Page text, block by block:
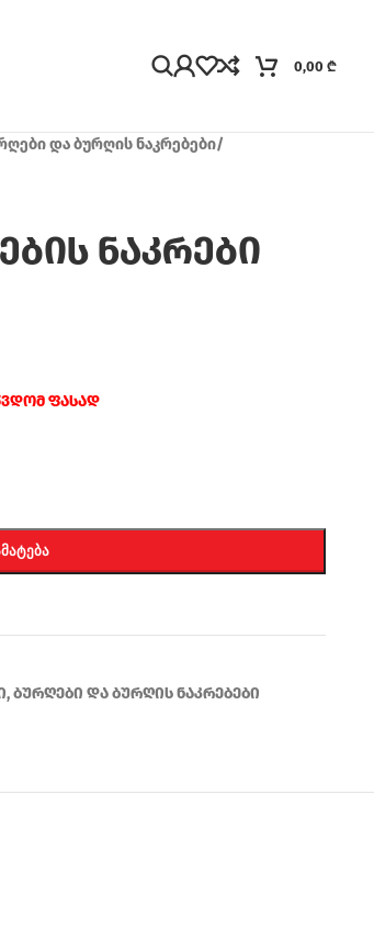
0,00 ₾
და ბურღის ნაკრებები/
ნაკრები
ფასად
,ბურღები და ბურღის ნაკრებები